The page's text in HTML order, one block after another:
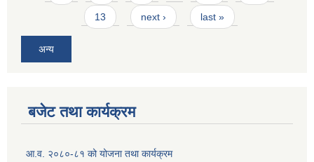
13 next › last »
अन्य
बजेट तथा कार्यक्रम
आ.व. २०८०-८१ को योजना तथा कार्यक्रम